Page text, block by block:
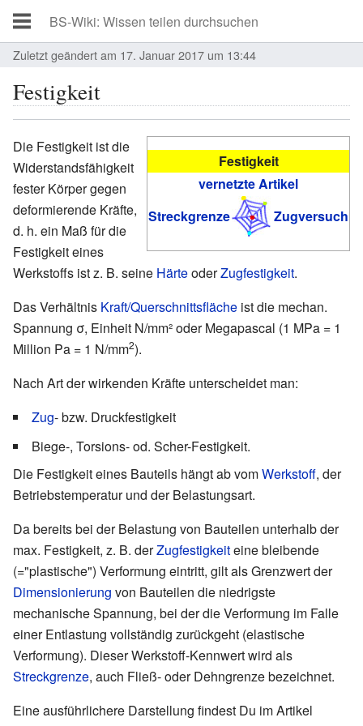
Zuletzt geändert am 17. Januar 2017 um 13:44
Festigkeit
Festigkeit
vernetzte Artikel
Streckgrenze
Zugversuch
Die Festigkeit ist die
Widerstandsfähigkeit
fester Körper gegen
deformierende Kräfte,
d. h. ein Maß für die
Festigkeit eines
Werkstoffs ist z. B. seine HärteoderZugfestigkeit.
Das Verhältnis Kraft/Querschnittsfläche ist die mechan.
Spannung σ, Einheit N/mm² oder Megapascal (1 MPa = 1
Million Pa = 1 N/mm2).
Nach Art der wirkenden Kräfte unterscheidet man:
Zug- bzw. Druckfestigkeit
Biege-, Torsions- od. Scher-Festigkeit.
Die Festigkeit eines Bauteils hängt ab vomWerkstoff, der
Betriebstemperatur und der Belastungsart.
Da bereits bei der Belastung von Bauteilen unterhalb der
max. Festigkeit, z. B. derZugfestigkeiteine bleibende
(="plastische") Verformung eintritt, gilt als Grenzwert der
Dimensionierung von Bauteilen die niedrigste
mechanische Spannung, bei der die Verformung im Falle
einer Entlastung vollständig zurückgeht (elastische
Verformung). Dieser Werkstoff-Kennwert wird als
Streckgrenze, auch Fließ- oder Dehngrenze bezeichnet.
Eine ausführlichere Darstellung findest Du im Artikel